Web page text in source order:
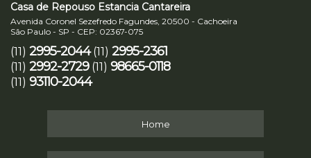
Casa de Repouso Estancia Cantareira
Avenida Coronel Sezefredo Fagundes, 20500 - Cachoeira
São Paulo - SP - CEP: 02367-075
(11) 2995-2044 (11) 2995-2361
(11) 2992-2729 (11) 98665-0118
(11) 93110-2044
Home